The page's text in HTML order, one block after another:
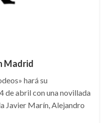
Madrid
hará su
de abril con una novillada
Javier Marín, Alejandro